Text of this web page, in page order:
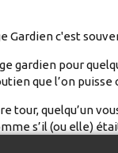
Gardien c'est
gardien pour
que l’on puisse
tour, quelqu’un
s’il (ou elle)